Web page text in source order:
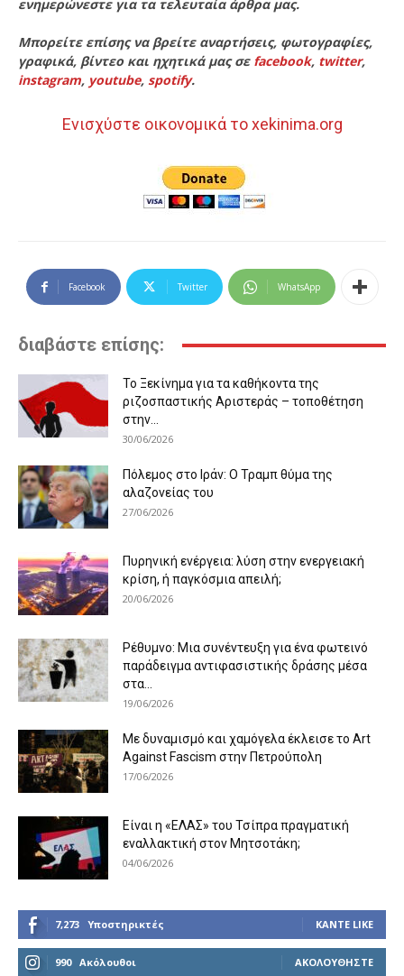
ενημερώνεστε για τα τελευταία άρθρα μας.
Μπορείτε επίσης να βρείτε αναρτήσεις, φωτογραφίες,
γραφικά, βίντεο και ηχητικά μας σε facebook, twitter,
instagram, youtube, spotify.
Ενισχύστε οικονομικά το xekinima.org
Facebook Twitter WhatsApp
διαβάστε επίσης:
Το Ξεκίνημα για τα καθήκοντα της
ριζοσπαστικής Αριστεράς – τοποθέτηση
στην...
30/06/2026
Πόλεμος στο Ιράν: Ο Τραμπ θύμα της
αλαζονείας του
27/06/2026
Πυρηνική ενέργεια: λύση στην ενεργειακή
κρίση, ή παγκόσμια απειλή;
20/06/2026
Ρέθυμνο: Μια συνέντευξη για ένα φωτεινό
παράδειγμα αντιφασιστικής δράσης μέσα
στα...
19/06/2026
Με δυναμισμό και χαμόγελα έκλεισε το Art
Against Fascism στην Πετρούπολη
17/06/2026
Είναι η «ΕΛΑΣ» του Τσίπρα πραγματική
εναλλακτική στον Μητσοτάκη;
04/06/2026
7,273 Υποστηρικτές ΚΆΝΤΕ LIKE
990 Ακόλουθοι ΑΚΟΛΟΥΘΉΣΤΕ